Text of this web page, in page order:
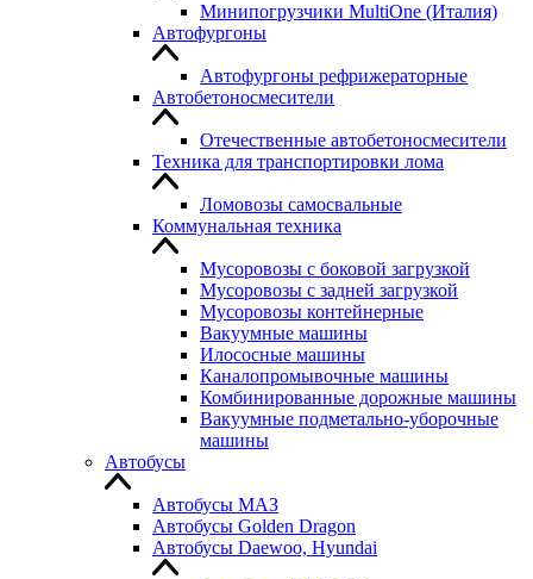
Минипогрузчики MultiOne (Италия)
Автофургоны
Автофургоны рефрижераторные
Автобетоносмесители
Отечественные автобетоносмесители
Техника для транспортировки лома
Ломовозы самосвальные
Коммунальная техника
Мусоровозы с боковой загрузкой
Мусоровозы с задней загрузкой
Мусоровозы контейнерные
Вакуумные машины
Илососные машины
Каналопромывочные машины
Комбинированные дорожные машины
Вакуумные подметально-уборочные
машины
Автобусы
Автобусы МАЗ
Автобусы Golden Dragon
Автобусы Daewoo, Hyundai